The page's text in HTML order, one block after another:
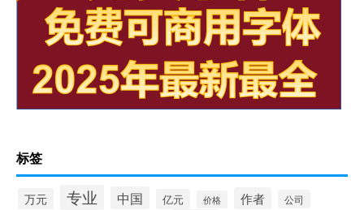
标签
万元 专业 中国 亿元 价格 作者 公司